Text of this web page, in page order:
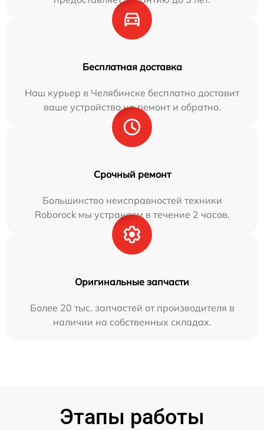
Бесплатная доставка
Наш курьер в Челябинске бесплатно доставит
ваше устройство на ремонт и обратно.
Срочный ремонт
Большинство неисправностей техники
Roborock мы устраняем в течение 2 часов.
Оригинальные запчасти
Более 20 тыс. запчастей от производителя в
наличии на собственных складах.
Этапы работы